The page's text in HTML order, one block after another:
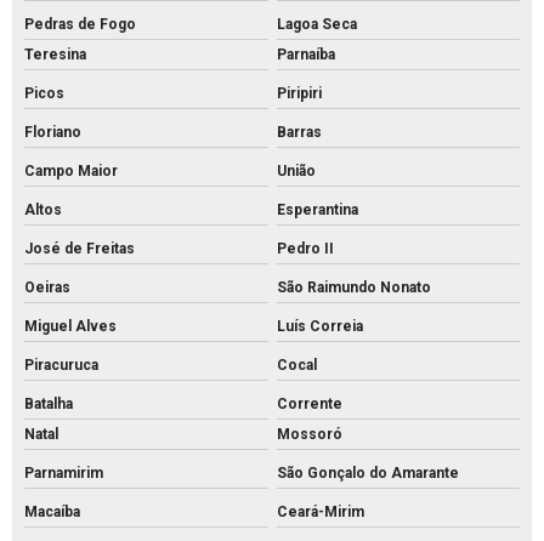
Pedras de Fogo
Lagoa Seca
Teresina
Parnaíba
Picos Piripiri
Floriano Barras
Campo Maior União
Altos Esperantina
José de Freitas Pedro II
Oeiras São Raimundo Nonato
Miguel Alves Luís Correia
Piracuruca Cocal
Batalha
Corrente
Natal
Mossoró
Parnamirim São Gonçalo do Amarante
Macaíba Ceará-Mirim